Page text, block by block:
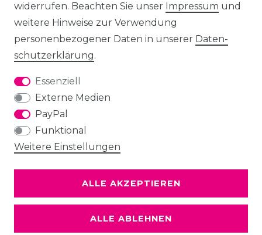
widerrufen. Beachten Sie unser Impressum und
weitere Hinweise zur Verwendung
personenbezogener Daten in unserer Daten­
schutz­erklärung.
Essenziell
Externe Medien
PayPal
Funktional
Weitere Einstellungen
ALLE AKZEPTIEREN
ALLE ABLEHNEN